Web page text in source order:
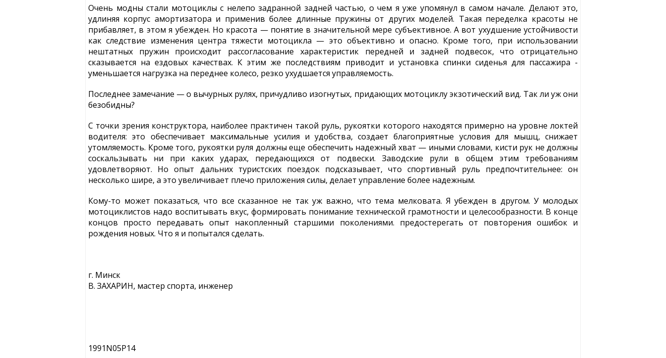
Очень модны стали мотоциклы с нелепо задранной задней частью, о чем я уже упомянул в самом начале. Делают это,
удлиняя корпус амортизатора и применив более длинные пружины от других моделей. Такая переделка красоты не
прибавляет, в этом я убежден. Но красота — понятие в значительной мере субъективное. А вот ухудшение устойчивости
как следствие изменения центра тяжести мотоцикла — это объективно и опасно. Кроме того, при использовании
нештатных пружин происходит рассогласование характеристик передней и задней подвесок, что отрицательно
сказывается на ездовых качествах. К этим же последствиям приводит и установка спинки сиденья для пассажира -
уменьшается нагрузка на переднее колесо, резко ухудшается управляемость.
Последнее замечание — о вычурных рулях, причудливо изогнутых, придающих мотоциклу экзотический вид. Так ли уж они
безобидны?
С точки зрения конструктора, наиболее практичен такой руль, рукоятки которого находятся примерно на уровне локтей
водителя: это обеспечивает максимальные усилия и удобства, создает благоприятные условия для мышц, снижает
утомляемость. Кроме того, рукоятки руля должны еще обеспечить надежный хват — иными словами, кисти рук не должны
соскальзывать ни при каких ударах, передающихся от подвески. Заводские рули в общем этим требованиям
удовлетворяют. Но опыт дальних туристских поездок подсказывает, что спортивный руль предпочтительнее: он
несколько шире, а это увеличивает плечо приложения силы, делает управление более надежным.
Кому-то может показаться, что все сказанное не так уж важно, что тема мелковата. Я убежден в другом. У молодых
мотоциклистов надо воспитывать вкус, формировать понимание технической грамотности и целесообразности. В конце
концов просто передавать опыт накопленный старшими поколениями. предостерегать от повторения ошибок и
рождения новых. Что я и попытался сделать.
г. Минск
В. ЗАХАРИН, мастер спорта, инженер
1991N05P14